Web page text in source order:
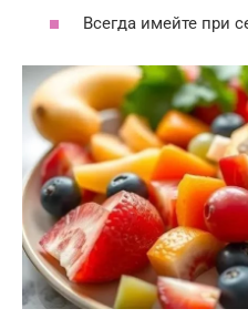
Всегда имейте при